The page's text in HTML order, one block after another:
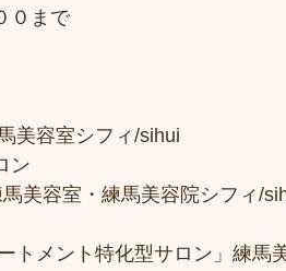
０まで
美容室シフィ/sihui
ン
美容室・練馬美容院シフィ/
メント特化型サロン」練馬